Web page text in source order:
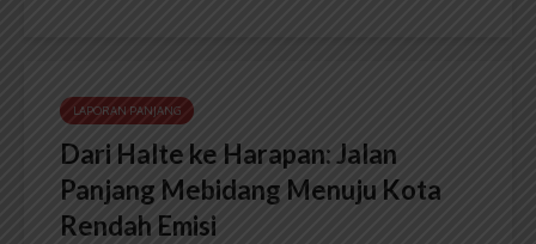
LAPORAN PANJANG
Dari Halte ke Harapan: Jalan
Panjang Mebidang Menuju Kota
Rendah Emisi